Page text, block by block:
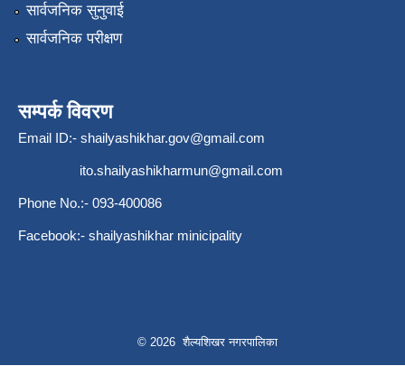
सार्वजनिक सुनुवाई
सार्वजनिक परीक्षण
सम्पर्क विवरण
Email ID:- shailyashikhar.gov@gmail.com
ito.shailyashikharmun@gmail.com
Phone No.:- 093-400086
Facebook:- shailyashikhar minicipality
© 2026 शैल्यशिखर नगरपालिका